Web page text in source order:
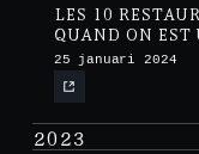
LES 10
QUAND ON EST
25 januari 2024
2023